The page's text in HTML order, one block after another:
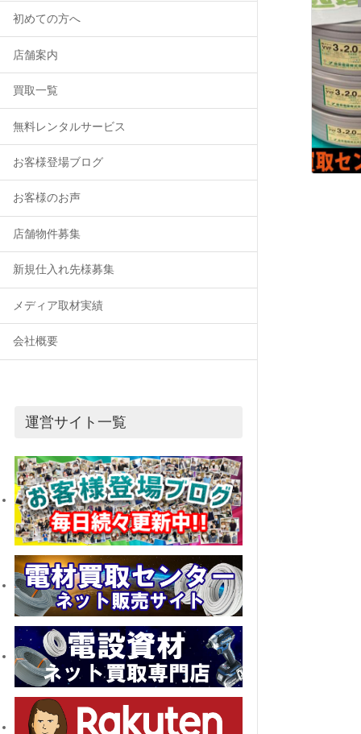
初めての方へ
店舗案内
買取一覧
無料レンタルサービス
お客様登場ブログ
お客様のお声
店舗物件募集
新規仕入れ先様募集
メディア取材実績
会社概要
運営サイト一覧